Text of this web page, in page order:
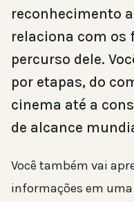
reconhecimento
relaciona com os
percurso dele.
por etapas, do
cinema até a
de alcance
Você também vai
informações em